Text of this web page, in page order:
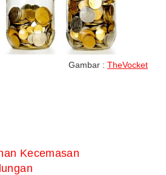
Gambar : TheVocket
Kecemasan